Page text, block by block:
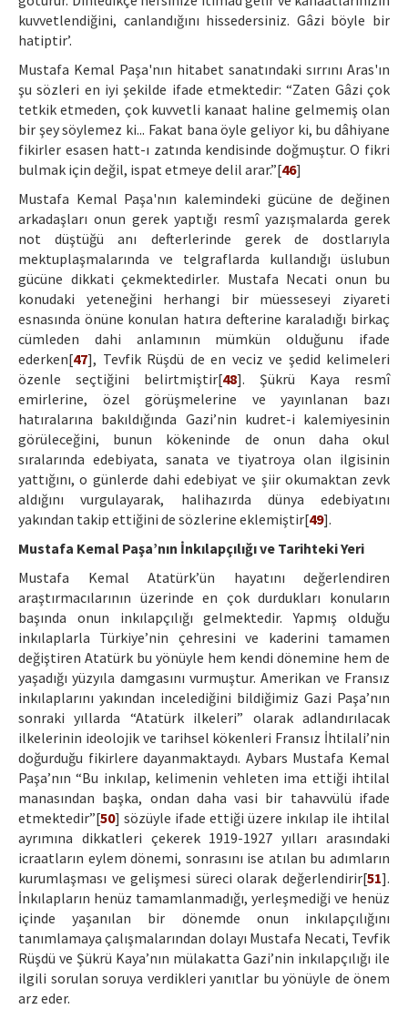
kuvvetlendiğini, canlandığını hissedersiniz. Gâzi böyle bir
hatiptir’.
Mustafa Kemal Paşa'nın hitabet sanatındaki sırrını Aras'ın
şu sözleri en iyi şekilde ifade etmektedir: “Zaten Gâzi çok
tetkik etmeden, çok kuvvetli kanaat haline gelmemiş olan
bir şey söylemez ki... Fakat bana öyle geliyor ki, bu dâhiyane
fikirler esasen hatt-ı zatında kendisinde doğmuştur. O fikri
bulmak için değil, ispat etmeye delil arar.”[46]
Mustafa Kemal Paşa'nın kalemindeki gücüne de değinen
arkadaşları onun gerek yaptığı resmî yazışmalarda gerek
not düştüğü anı defterlerinde gerek de dostlarıyla
mektuplaşmalarında ve telgraflarda kullandığı üslubun
gücüne dikkati çekmektedirler. Mustafa Necati onun bu
konudaki yeteneğini herhangi bir müesseseyi ziyareti
esnasında önüne konulan hatıra defterine karaladığı birkaç
cümleden dahi anlamının mümkün olduğunu ifade
ederken[47], Tevfik Rüşdü de en veciz ve şedid kelimeleri
özenle seçtiğini belirtmiştir[48]. Şükrü Kaya resmî
emirlerine, özel görüşmelerine ve yayınlanan bazı
hatıralarına bakıldığında Gazi’nin kudret-i kalemiyesinin
görüleceğini, bunun kökeninde de onun daha okul
sıralarında edebiyata, sanata ve tiyatroya olan ilgisinin
yattığını, o günlerde dahi edebiyat ve şiir okumaktan zevk
aldığını vurgulayarak, halihazırda dünya edebiyatını
yakından takip ettiğini de sözlerine eklemiştir[49].
Mustafa Kemal Paşa’nın İnkılapçılığı ve Tarihteki Yeri
Mustafa Kemal Atatürk’ün hayatını değerlendiren
araştırmacılarının üzerinde en çok durdukları konuların
başında onun inkılapçılığı gelmektedir. Yapmış olduğu
inkılaplarla Türkiye’nin çehresini ve kaderini tamamen
değiştiren Atatürk bu yönüyle hem kendi dönemine hem de
yaşadığı yüzyıla damgasını vurmuştur. Amerikan ve Fransız
inkılaplarını yakından incelediğini bildiğimiz Gazi Paşa’nın
sonraki yıllarda “Atatürk ilkeleri” olarak adlandırılacak
ilkelerinin ideolojik ve tarihsel kökenleri Fransız İhtilali’nin
doğurduğu fikirlere dayanmaktaydı. Aybars Mustafa Kemal
Paşa’nın “Bu inkılap, kelimenin vehleten ima ettiği ihtilal
manasından başka, ondan daha vasi bir tahavvülü ifade
etmektedir”[50] sözüyle ifade ettiği üzere inkılap ile ihtilal
ayrımına dikkatleri çekerek 1919-1927 yılları arasındaki
icraatların eylem dönemi, sonrasını ise atılan bu adımların
kurumlaşması ve gelişmesi süreci olarak değerlendirir[51].
İnkılapların henüz tamamlanmadığı, yerleşmediği ve henüz
içinde yaşanılan bir dönemde onun inkılapçılığını
tanımlamaya çalışmalarından dolayı Mustafa Necati, Tevfik
Rüşdü ve Şükrü Kaya’nın mülakatta Gazi’nin inkılapçılığı ile
ilgili sorulan soruya verdikleri yanıtlar bu yönüyle de önem
arz eder.